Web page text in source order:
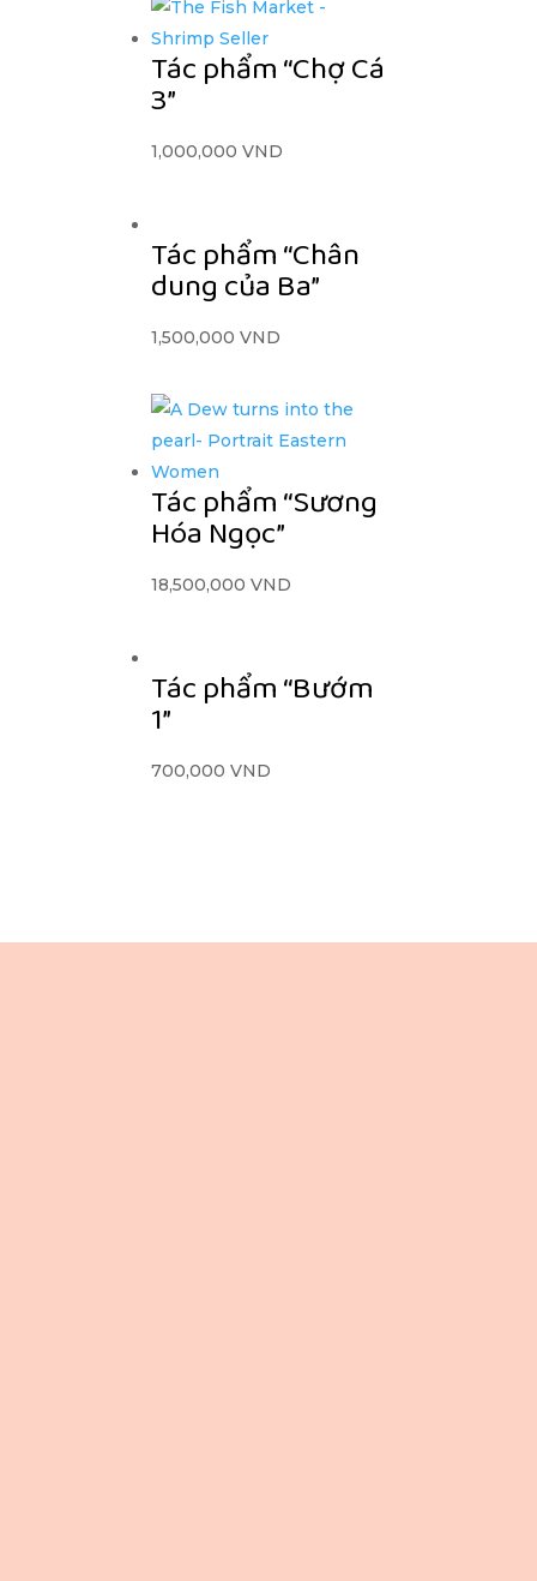
Tác phẩm “Chợ Cá
3”
1,000,000 VND
Tác phẩm “Chân
dung của Ba”
1,500,000 VND
Tác phẩm “Sương
Hóa Ngọc”
18,500,000 VND
Tác phẩm “Bướm
1”
700,000 VND